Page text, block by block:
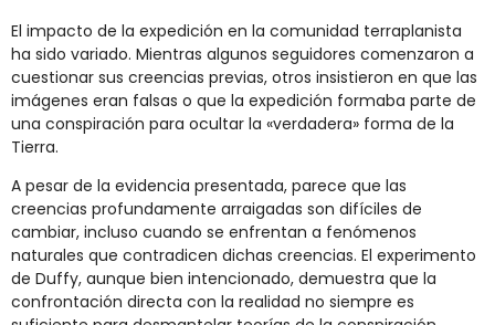
El impacto de la expedición en la comunidad terraplanista
ha sido variado. Mientras algunos seguidores comenzaron a
cuestionar sus creencias previas, otros insistieron en que las
imágenes eran falsas o que la expedición formaba parte de
una conspiración para ocultar la «verdadera» forma de la
Tierra.
A pesar de la evidencia presentada, parece que las
creencias profundamente arraigadas son difíciles de
cambiar, incluso cuando se enfrentan a fenómenos
naturales que contradicen dichas creencias. El experimento
de Duffy, aunque bien intencionado, demuestra que la
confrontación directa con la realidad no siempre es